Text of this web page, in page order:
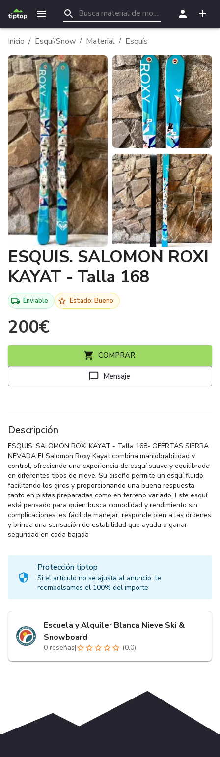
Inicio / Esquí/Snow / Material / Esquís
ESQUIS. SALOMON ROXI
KAYAT - Talla 168
Enviable Estado: Bueno
200€
COMPRAR
Mensaje
Descripción
ESQUIS. SALOMON ROXI KAYAT - Talla 168- OFERTAS SIERRA
NEVADA El Salomon Roxy Kayat combina maniobrabilidad y
control, ofreciendo una experiencia de esquí suave y equilibrada
en diferentes tipos de nieve. Su diseño permite un esquí fluido,
facilitando los giros y proporcionando una buena respuesta
tanto en pistas preparadas como en terreno variado. Este esquí
está pensado para quien busca comodidad y rendimiento sin
complicaciones: es fácil de manejar, responde bien a las órdenes
y brinda una sensación de estabilidad que ayuda a ganar
seguridad en cada bajada
Protección tiptop
Si el artículo no se ajusta al anuncio, te
reembolsamos el 100% del importe
Escuela y Alquiler Blanca Nieve Ski &
Snowboard
0 reseñas| (0.0)